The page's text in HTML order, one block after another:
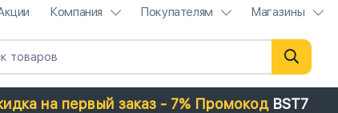
Компания Покупателям Магазины
на первый заказ - 7% Промокод BST7